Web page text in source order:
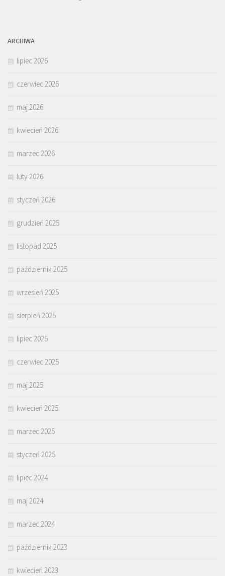
ARCHIWA
lipiec 2026
czerwiec 2026
maj 2026
kwiecień 2026
marzec 2026
luty 2026
styczeń 2026
grudzień 2025
listopad 2025
październik 2025
wrzesień 2025
sierpień 2025
lipiec 2025
czerwiec 2025
maj 2025
kwiecień 2025
marzec 2025
styczeń 2025
lipiec 2024
maj 2024
marzec 2024
październik 2023
kwiecień 2023